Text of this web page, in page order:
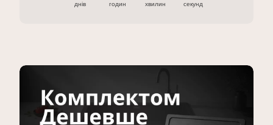
днів годин хвилин секунд